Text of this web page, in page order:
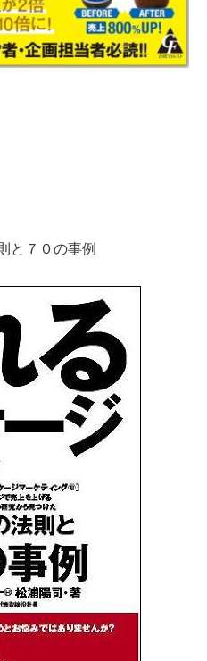
と７０の事例